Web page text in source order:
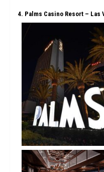
4. Palms Casino Resort – Las
No Caption